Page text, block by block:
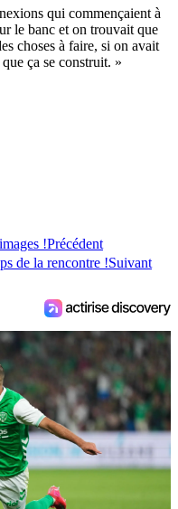
qui commençaient à
le banc et on trouvait que
choses à faire, si on avait
ça se construit. »
!Précédent
de la rencontre !Suivant